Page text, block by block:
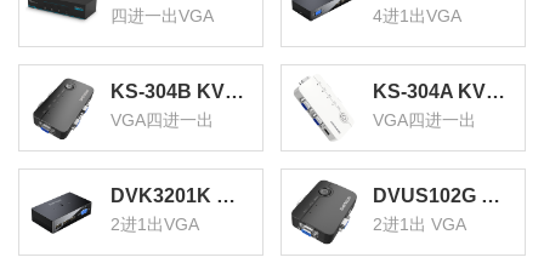
四进一出VGA 4进1出VGA
KS-304B KVM切换器4进1出 VGA视频分配器四进一出 电脑显示屏键盘鼠标4口USB打印机共享器
VGA四进一出
KS-304A KVM切换器 VGA视频切屏器配线 四进一出电脑转换器 4口显示器键鼠USB打印机共享器
VGA四进一出
DVK3201K KVM切换器2进1出VGA切屏器配线 二进一出电脑转换器2口显示器键鼠USB打印机共享器
2进1出VGA
DVUS102G KVM切换器2进1出 VGA视频显示屏电脑屏幕二进一出键盘鼠标2口自动热键快捷USB打印机共享器
2进1出 VGA